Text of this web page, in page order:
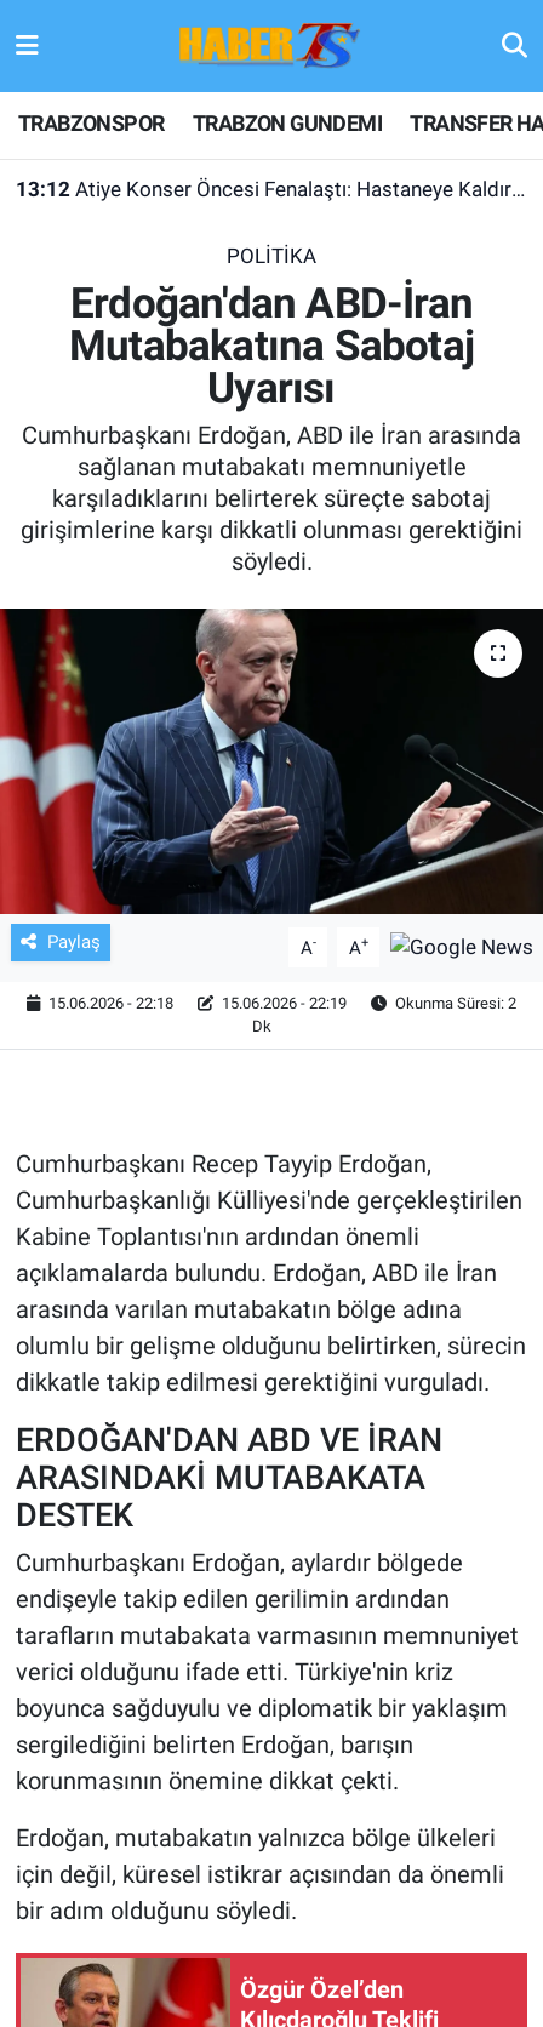
TRABZONSPOR TRABZON GUNDEMI TRANSFER
13:12 Atiye Konser Öncesi Fenalaştı: Hastaneye Kaldırıldı
POLİTİKA
Erdoğan'dan ABD-İran
Mutabakatına Sabotaj
Uyarısı
Cumhurbaşkanı Erdoğan, ABD ile İran arasında
sağlanan mutabakatı memnuniyetle
karşıladıklarını belirterek süreçte sabotaj
girişimlerine karşı dikkatli olunması gerektiğini
söyledi.
Paylaş A- A+
15.06.2026 - 22:18 15.06.2026 - 22:19
Okunma Süresi: 2
Dk
Cumhurbaşkanı Recep Tayyip Erdoğan,
Cumhurbaşkanlığı Külliyesi'nde gerçekleştirilen
Kabine Toplantısı'nın ardından önemli
açıklamalarda bulundu. Erdoğan, ABD ile İran
arasında varılan mutabakatın bölge adına
olumlu bir gelişme olduğunu belirtirken, sürecin
dikkatle takip edilmesi gerektiğini vurguladı.
ERDOĞAN'DAN ABD VE İRAN
ARASINDAKİ MUTABAKATA
DESTEK
Cumhurbaşkanı Erdoğan, aylardır bölgede
endişeyle takip edilen gerilimin ardından
tarafların mutabakata varmasının memnuniyet
verici olduğunu ifade etti. Türkiye'nin kriz
boyunca sağduyulu ve diplomatik bir yaklaşım
sergilediğini belirten Erdoğan, barışın
korunmasının önemine dikkat çekti.
Erdoğan, mutabakatın yalnızca bölge ülkeleri
için değil, küresel istikrar açısından da önemli
bir adım olduğunu söyledi.
Özgür Özel’den
Kılıçdaroğlu Teklifi
TRABZONSPOR
TRABZON GUNDEMI
KULİS MEYDANI
1461 TRABZON
FUTBOL
ALT LIGLER
BASKETBOL
SAĞLIK
GENEL
KÜLTÜR SANAT
ASAYİŞ
EKONOMİ
POLİTİKA
SPOR
Bilim, Teknoloji
Hava Durumu
Trafik Durumu
Son Dakika Haberleri